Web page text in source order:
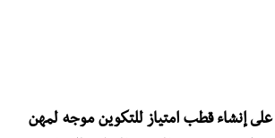
إنشاء قطب امتياز للتكوين موجه لمهن